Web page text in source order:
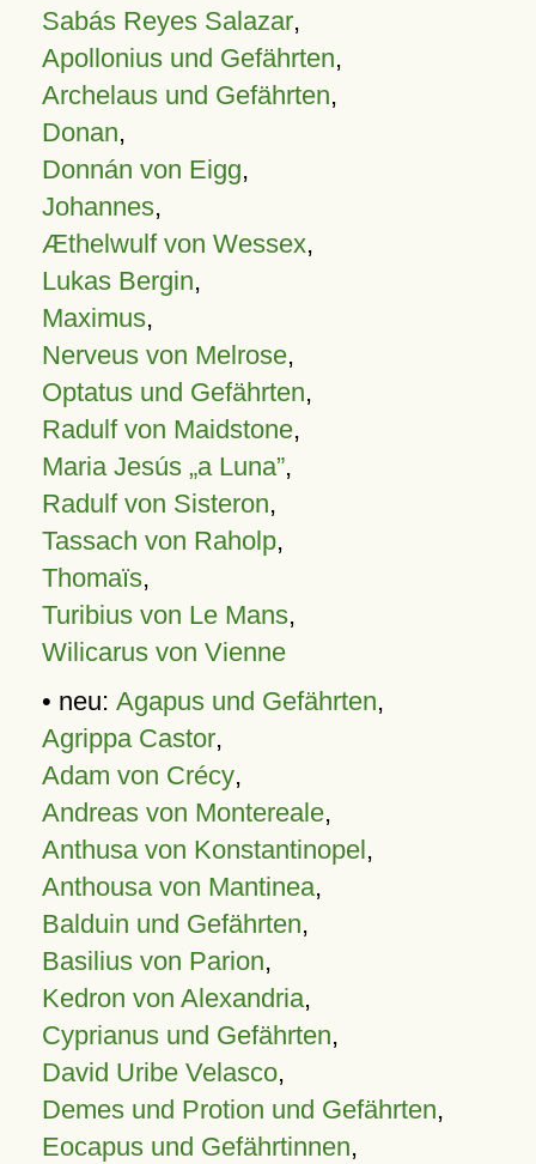
Sabás Reyes Salazar,
Apollonius und Gefährten,
Archelaus und Gefährten,
Donan,
Donnán von Eigg,
Johannes,
Æthelwulf von Wessex,
Lukas Bergin,
Maximus,
Nerveus von Melrose,
Optatus und Gefährten,
Radulf von Maidstone,
Maria Jesús „a Luna”,
Radulf von Sisteron,
Tassach von Raholp,
Thomaïs,
Turibius von Le Mans,
Wilicarus von Vienne
• neu: Agapus und Gefährten,
Agrippa Castor,
Adam von Crécy,
Andreas von Montereale,
Anthusa von Konstantinopel,
Anthousa von Mantinea,
Balduin und Gefährten,
Basilius von Parion,
Kedron von Alexandria,
Cyprianus und Gefährten,
David Uribe Velasco,
Demes und Protion und Gefährten,
Eocapus und Gefährtinnen,